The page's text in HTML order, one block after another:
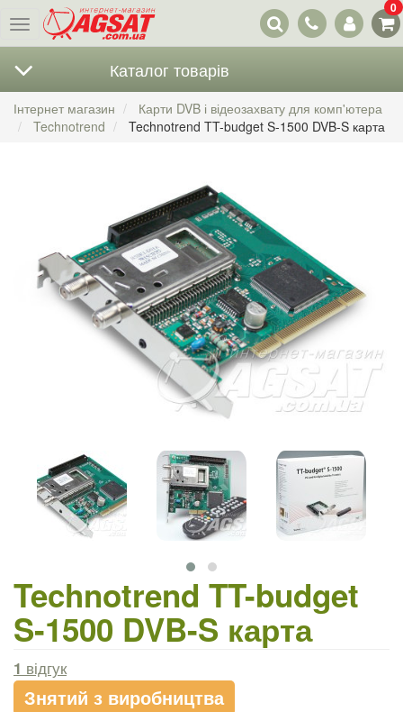
Меню
Наші
контакти
0
Каталог товарів
Інтернет магазин
Карти DVB і відеозахвату для комп'ютера
Technotrend
Technotrend TT-budget S-1500 DVB-S карта
Technotrend TT-budget
S-1500 DVB-S карта
1 відгук
Знятий з виробництва